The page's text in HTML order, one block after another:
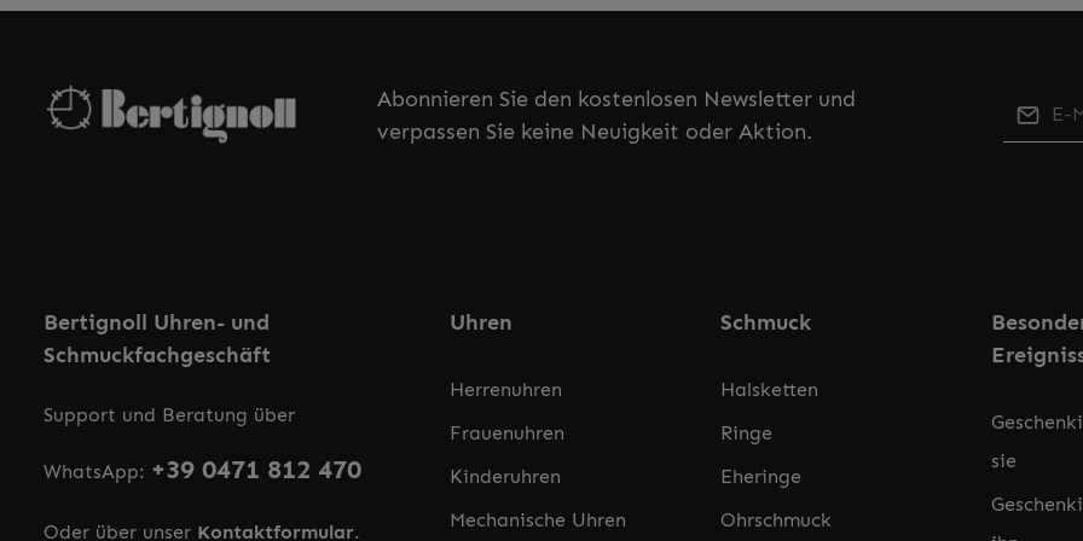
Abonnieren Sie den kostenlosen Newsletter und
verpassen Sie keine Neuigkeit oder Aktion.
E-Mail-
Bertignoll Uhren- und
Schmuckfachgeschäft
Support und Beratung über
WhatsApp: +39 0471 812 470
Oder über unser Kontaktformular.
Uhren
Herrenuhren
Frauenuhren
Kinderuhren
Mechanische Uhren
Schmuck
Halsketten
Ringe
Eheringe
Ohrschmuck
sie